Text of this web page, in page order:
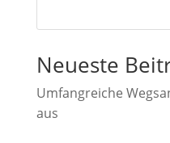
Neueste
Umfangreiche
aus